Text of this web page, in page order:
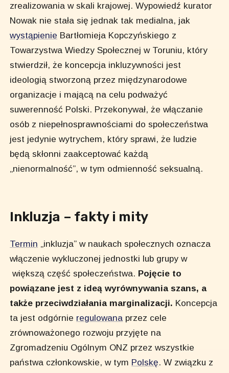
zrealizowania w skali krajowej. Wypowiedź kurator
Nowak nie stała się jednak tak medialna, jak
wystąpienie Bartłomieja Kopczyńskiego z
Towarzystwa Wiedzy Społecznej w Toruniu, który
stwierdził, że koncepcja inkluzywności jest
ideologią stworzoną przez międzynarodowe
organizacje i mającą na celu podważyć
suwerenność Polski. Przekonywał, że włączanie
osób z niepełnosprawnościami do społeczeństwa
jest jedynie wytrychem, który sprawi, że ludzie
będą skłonni zaakceptować każdą
„nienormalność”, w tym odmienność seksualną.
Inkluzja – fakty i mity
Termin „inkluzja” w naukach społecznych oznacza
włączenie wykluczonej jednostki lub grupy w
większą część społeczeństwa. Pojęcie to
powiązane jest z ideą wyrównywania szans, a
także przeciwdziałania marginalizacji. Koncepcja
ta jest odgórnie regulowana przez cele
zrównoważonego rozwoju przyjęte na
Zgromadzeniu Ogólnym ONZ przez wszystkie
państwa członkowskie, w tym Polskę. W związku z